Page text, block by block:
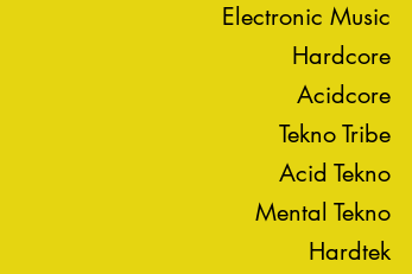
Electronic Music
Hardcore
Acidcore
Tekno Tribe
Acid Tekno
Mental Tekno
Hardtek